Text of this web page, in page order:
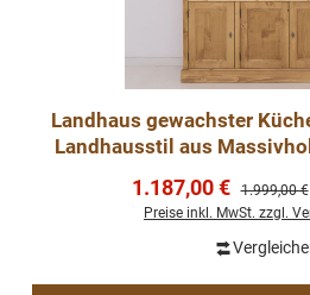
Landhaus gewachster
Landhausstil aus
Verkaufspreis:
1.187,00 € Regulärer
1.999,00 €
Preise inkl. MwSt. zzgl.